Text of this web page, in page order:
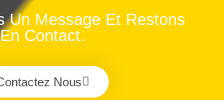
Un Message Et Restons
En Contact.
Nous